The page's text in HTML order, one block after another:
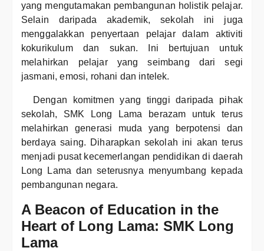
yang mengutamakan pembangunan holistik pelajar.
Selain daripada akademik, sekolah ini juga
menggalakkan penyertaan pelajar dalam aktiviti
kokurikulum dan sukan. Ini bertujuan untuk
melahirkan pelajar yang seimbang dari segi
jasmani, emosi, rohani dan intelek.
Dengan komitmen yang tinggi daripada pihak
sekolah, SMK Long Lama berazam untuk terus
melahirkan generasi muda yang berpotensi dan
berdaya saing. Diharapkan sekolah ini akan terus
menjadi pusat kecemerlangan pendidikan di daerah
Long Lama dan seterusnya menyumbang kepada
pembangunan negara.
A Beacon of Education in the
Heart of Long Lama: SMK Long
Lama